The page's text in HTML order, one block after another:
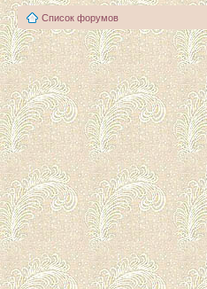
Список форумов